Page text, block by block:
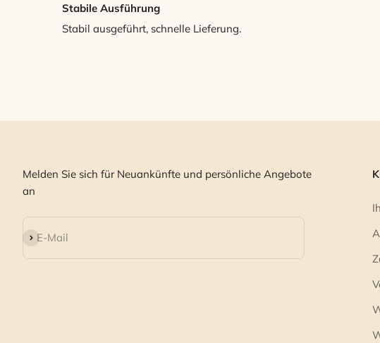
Stabile Ausführung
Stabil ausgeführt, schnelle Lieferung.
Melden Sie sich für Neuankünfte und persönliche Angebote
an
E-Mail
Abonnieren